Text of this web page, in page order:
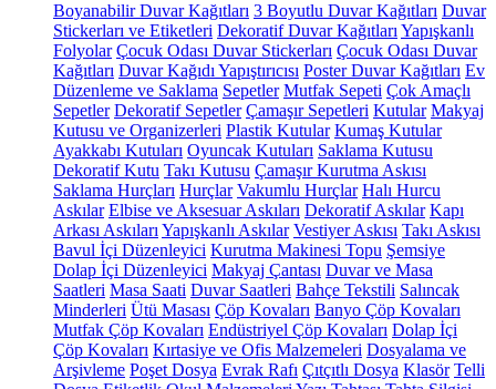
Boyanabilir Duvar Kağıtları 3 Boyutlu Duvar Kağıtları Duvar
Stickerları ve Etiketleri Dekoratif Duvar Kağıtları Yapışkanlı
Folyolar Çocuk Odası Duvar Stickerları Çocuk Odası Duvar
Kağıtları Duvar Kağıdı Yapıştırıcısı Poster Duvar Kağıtları Ev
Düzenleme ve Saklama Sepetler Mutfak Sepeti Çok Amaçlı
Sepetler Dekoratif Sepetler Çamaşır Sepetleri Kutular Makyaj
Kutusu ve Organizerleri Plastik Kutular Kumaş Kutular
Ayakkabı Kutuları Oyuncak Kutuları Saklama Kutusu
Dekoratif Kutu Takı Kutusu Çamaşır Kurutma Askısı
Saklama Hurçları Hurçlar Vakumlu Hurçlar Halı Hurcu
Askılar Elbise ve Aksesuar Askıları Dekoratif Askılar Kapı
Arkası Askıları Yapışkanlı Askılar Vestiyer Askısı Takı Askısı
Bavul İçi Düzenleyici Kurutma Makinesi Topu Şemsiye
Dolap İçi Düzenleyici Makyaj Çantası Duvar ve Masa
Saatleri Masa Saati Duvar Saatleri Bahçe Tekstili Salıncak
Minderleri Ütü Masası Çöp Kovaları Banyo Çöp Kovaları
Mutfak Çöp Kovaları Endüstriyel Çöp Kovaları Dolap İçi
Çöp Kovaları Kırtasiye ve Ofis Malzemeleri Dosyalama ve
Arşivleme Poşet Dosya Evrak Rafı Çıtçıtlı Dosya Klasör Telli